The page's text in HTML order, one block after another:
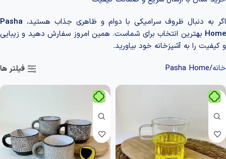
اگر به دنبال ظروف سرامیکی با دوام و ظاهری جذاب هستید، Pasha
Home بهترین انتخاب برای شماست. همین امروز سفارش دهید و زیبایی
و کیفیت را به آشپزخانه خود بیاورید.
خانه Pasha Home فیلتر ها